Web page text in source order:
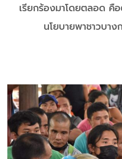
เรียกร้องมาโดยตลอด คื
นโยบายพาชาวบา